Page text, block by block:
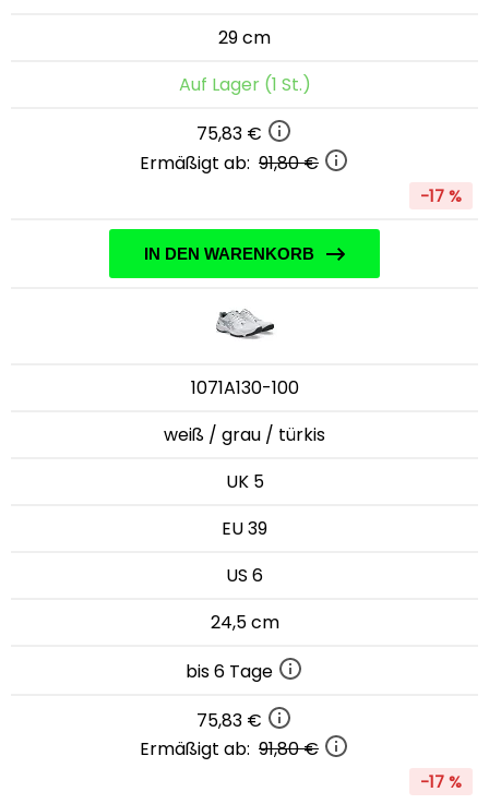
29 cm
Auf Lager (1 St.)
75,83 €
Ermäßigt ab: 91,80 €
-17 %
IN DEN WARENKORB
1071A130-100
weiß / grau / türkis
UK 5
EU 39
US 6
24,5 cm
bis 6 Tage
75,83 €
Ermäßigt ab: 91,80 €
-17 %